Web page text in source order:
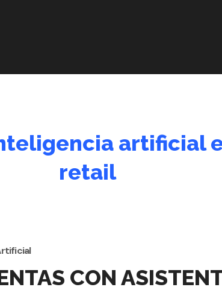
artificial
retail
CON